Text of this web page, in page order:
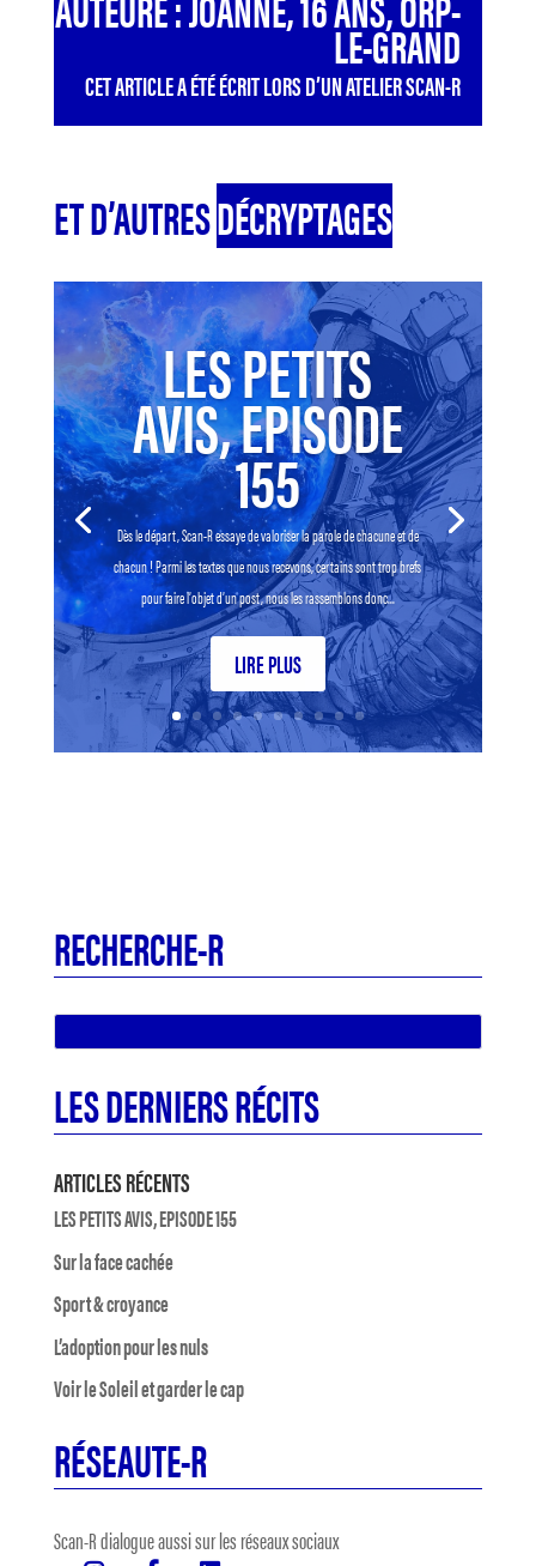
LE-GRAND
CET ARTICLE A ÉTÉ ÉCRIT LORS D’UN ATELIER SCAN-R
ET D’AUTRESDÉCRYPTAGES
LES PETITS
AVIS, EPISODE
155
Dès le départ, Scan-R essaye de valoriser la parole de chacune et de
chacun ! Parmi les textes que nous recevons, certains sont trop brefs
pour faire l’objet d’un post, nous les rassemblons donc...
LIRE PLUS
RECHERCHE-R
LES DERNIERS RÉCITS
ARTICLES RÉCENTS
LES PETITS AVIS, EPISODE 155
Sur la face cachée
Sport & croyance
L’adoption pour les nuls
Voir le Soleil et garder le cap
RÉSEAUTE-R
Scan-R dialogue aussi sur les réseaux sociaux